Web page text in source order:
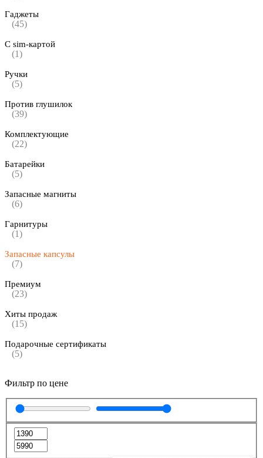
Гаджеты
(45)
С sim-картой
(1)
Ручки
(5)
Против глушилок
(39)
Комплектующие
(22)
Батарейки
(5)
Запасные магниты
(6)
Гарнитуры
(1)
Запасные капсулы
(7)
Премиум
(23)
Хиты продаж
(15)
Подарочные сертификаты
(5)
Фильтр по цене